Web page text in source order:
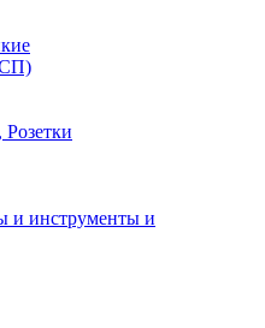
и инструменты и